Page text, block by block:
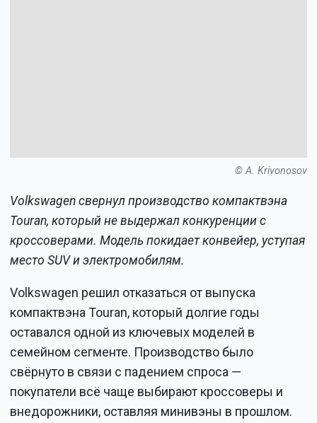
© A. Krivonosov
Volkswagen свернул производство компактвэна
Touran, который не выдержал конкуренции с
кроссоверами. Модель покидает конвейер, уступая
место SUV и электромобилям.
Volkswagen решил отказаться от выпуска
компактвэна Touran, который долгие годы
оставался одной из ключевых моделей в
семейном сегменте. Производство было
свёрнуто в связи с падением спроса —
покупатели всё чаще выбирают кроссоверы и
внедорожники, оставляя минивэны в прошлом.